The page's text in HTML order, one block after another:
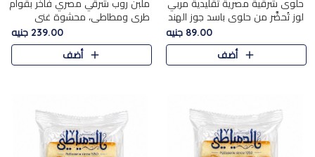
حلوى شرقية مصرية تقليدية مربي
لوز تُحضَّر من حلوى باسد جوز الهند
بقوام طري ومذاق غني، وتُزين
وتغطاه بقطع اللوز الفاخر التي
تضيف لمسة مميزة م..
89.00 جنيه
أضف
ملبن روب شرقي مصري فاخر بقوام
طري ومطاطي، محشوة غني
بسخاء بقطع عين الجمل واللوز
الفاخر التي تضيف قرمشة مميزة
ومرضية ونكهة ناتي غنية في كل
239.00 جنيه
أضف